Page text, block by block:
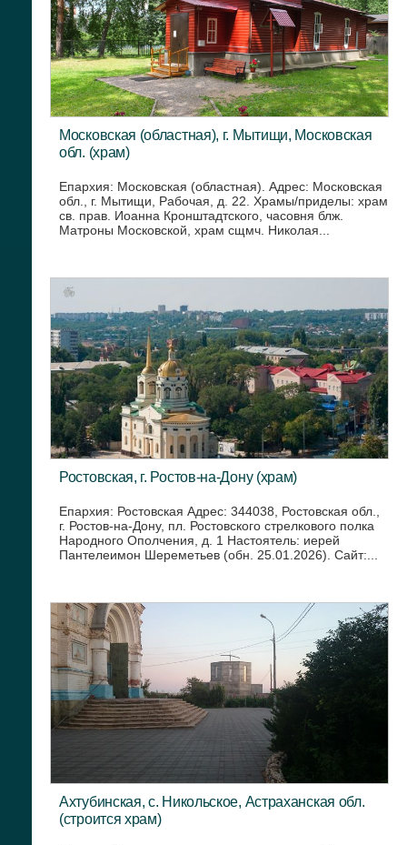
Московская (областная), г. Мытищи, Московская
обл. (храм)
Епархия: Московская (областная). Адрес: Московская
обл., г. Мытищи, Рабочая, д. 22. Храмы/приделы: храм
св. прав. Иоанна Кронштадтского, часовня блж.
Матроны Московской, храм сщмч. Николая...
Ростовская, г. Ростов-на-Дону (храм)
Епархия: Ростовская Адрес: 344038, Ростовская обл.,
г. Ростов-на-Дону, пл. Ростовского стрелкового полка
Народного Ополчения, д. 1 Настоятель: иерей
Пантелеимон Шереметьев (обн. 25.01.2026). Сайт:...
Ахтубинская, с. Никольское, Астраханская обл.
(строится храм)